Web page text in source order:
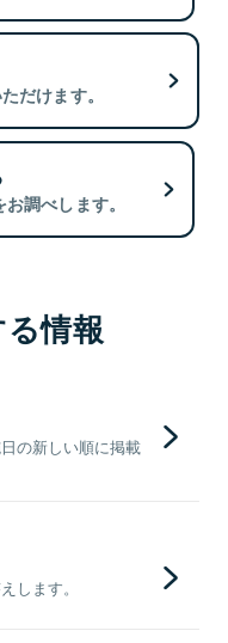
だけます。
調べします。
情報
の新しい順に掲載
します。